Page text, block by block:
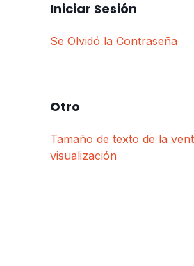
Iniciar Sesión
Se Olvidó la Contraseña
Otro
Tamaño de texto de la
visualización